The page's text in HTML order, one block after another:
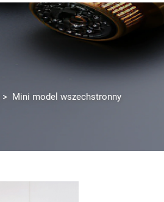
> Mini model wszechstronny